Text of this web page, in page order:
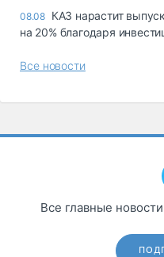
08.08 КАЗ нарастит
на 20% благодаря
Все новости
Все главные